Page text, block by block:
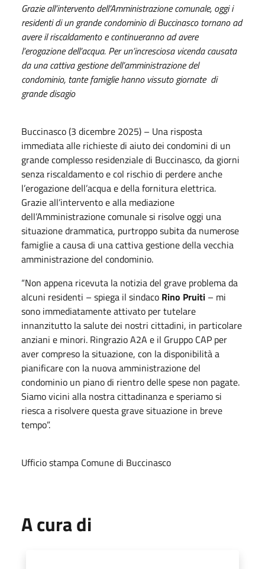
Grazie all’intervento dell’Amministrazione comunale, oggi i
residenti di un grande condominio di Buccinasco tornano ad
avere il riscaldamento e continueranno ad avere
l’erogazione dell’acqua. Per un’incresciosa vicenda causata
da una cattiva gestione dell’amministrazione del
condominio, tante famiglie hanno vissuto giornate di
grande disagio
Buccinasco (3 dicembre 2025) – Una risposta
immediata alle richieste di aiuto dei condomini di un
grande complesso residenziale di Buccinasco, da giorni
senza riscaldamento e col rischio di perdere anche
l’erogazione dell’acqua e della fornitura elettrica.
Grazie all’intervento e alla mediazione
dell’Amministrazione comunale si risolve oggi una
situazione drammatica, purtroppo subita da numerose
famiglie a causa di una cattiva gestione della vecchia
amministrazione del condominio.
“Non appena ricevuta la notizia del grave problema da
alcuni residenti – spiega il sindaco Rino Pruiti – mi
sono immediatamente attivato per tutelare
innanzitutto la salute dei nostri cittadini, in particolare
anziani e minori. Ringrazio A2A e il Gruppo CAP per
aver compreso la situazione, con la disponibilità a
pianificare con la nuova amministrazione del
condominio un piano di rientro delle spese non pagate.
Siamo vicini alla nostra cittadinanza e speriamo si
riesca a risolvere questa grave situazione in breve
tempo”.
Ufficio stampa Comune di Buccinasco
A cura di